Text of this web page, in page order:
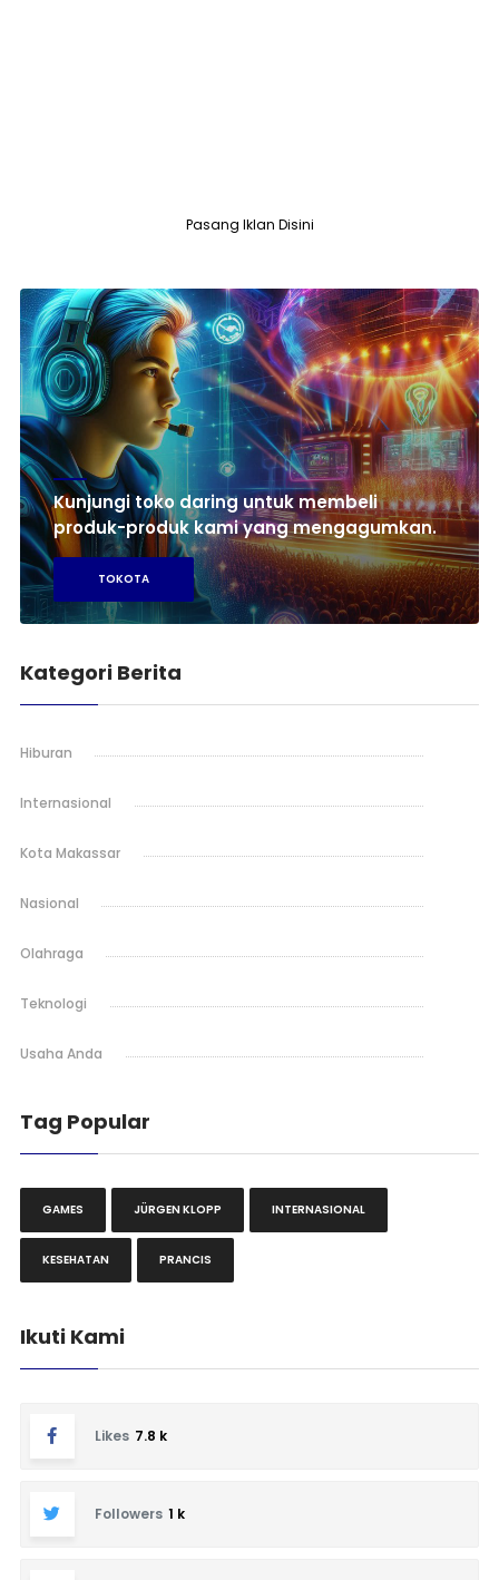
Pasang Iklan Disini
Kunjungi toko daring untuk membeli
produk-produk kami yang mengagumkan.
TOKOTA
Kategori Berita
Hiburan
Internasional
Kota Makassar
Nasional
Olahraga
Teknologi
Usaha Anda
Tag Popular
GAMES JÜRGEN KLOPP INTERNASIONAL
KESEHATAN PRANCIS
Ikuti Kami
Likes 7.8 k
Followers 1 k